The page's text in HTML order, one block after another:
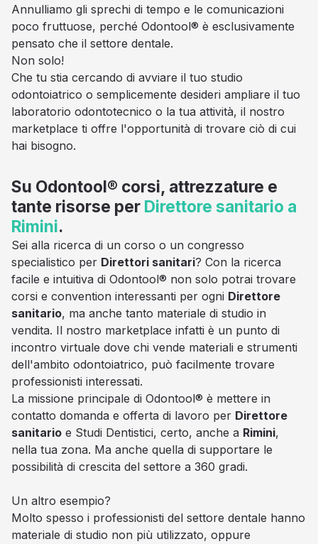
Annulliamo gli sprechi di tempo e le comunicazioni
poco fruttuose, perché Odontool® è esclusivamente
pensato che il settore dentale.
Non solo!
Che tu stia cercando di avviare il tuo studio
odontoiatrico o semplicemente desideri ampliare il tuo
laboratorio odontotecnico o la tua attività, il nostro
marketplace ti offre l'opportunità di trovare ciò di cui
hai bisogno.
Su Odontool® corsi, attrezzature e
tante risorse per Direttore sanitario a
Rimini.
Sei alla ricerca di un corso o un congresso
specialistico per Direttori sanitari? Con la ricerca
facile e intuitiva di Odontool® non solo potrai trovare
corsi e convention interessanti per ogni Direttore
sanitario, ma anche tanto materiale di studio in
vendita. Il nostro marketplace infatti è un punto di
incontro virtuale dove chi vende materiali e strumenti
dell'ambito odontoiatrico, può facilmente trovare
professionisti interessati.
La missione principale di Odontool® è mettere in
contatto domanda e offerta di lavoro per Direttore
sanitario e Studi Dentistici, certo, anche a Rimini,
nella tua zona. Ma anche quella di supportare le
possibilità di crescita del settore a 360 gradi.
Un altro esempio?
Molto spesso i professionisti del settore dentale hanno
materiale di studio non più utilizzato, oppure